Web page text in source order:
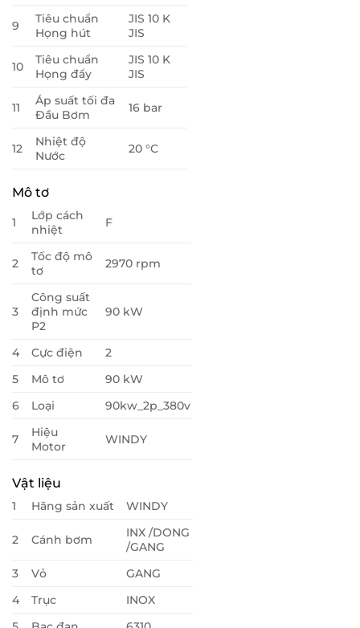
9
Tiêu chuẩn
Họng hút
JIS 10 K
JIS
10
Tiêu chuẩn
Họng đẩy
JIS 10 K
JIS
11
Áp suất tối đa
Đầu Bơm
16 bar
12
Nhiệt độ
Nước
20 °C
Mô tơ
1
Lớp cách
nhiệt
F
2
Tốc độ mô
tơ
2970 rpm
3
Công suất
định mức
P2
90 kW
4 Cực điện
2
5
Mô tơ
90 kW
6
Loại 90kw_2p_380v
7
Hiệu
Motor
WINDY
Vật liệu
1 Hãng sản xuất WINDY
2 Cánh bơm
INX /DONG
/GANG
3
Vỏ
GANG
4
Trục
INOX